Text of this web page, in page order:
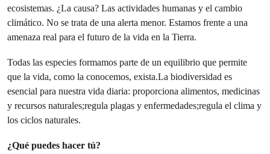
ecosistemas. ¿La causa? Las actividades humanas y el cambio
climático. No se trata de una alerta menor. Estamos frente a una
amenaza real para el futuro de la vida en la Tierra.
Todas las especies formamos parte de un equilibrio que permite
que la vida, como la conocemos, exista.La biodiversidad es
esencial para nuestra vida diaria: proporciona alimentos, medicinas
y recursos naturales;regula plagas y enfermedades;regula el clima y
los ciclos naturales.
¿Qué puedes hacer tú?